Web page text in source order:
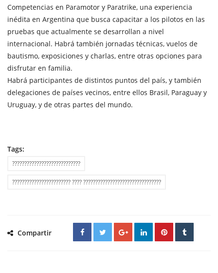
Competencias en Paramotor y Paratrike, una experiencia
inédita en Argentina que busca capacitar a los pilotos en las
pruebas que actualmente se desarrollan a nivel
internacional. Habrá también jornadas técnicas, vuelos de
bautismo, exposiciones y charlas, entre otras opciones para
disfrutar en familia.
Habrá participantes de distintos puntos del país, y también
delegaciones de países vecinos, entre ellos Brasil, Paraguay y
Uruguay, y de otras partes del mundo.
Tags:
????????????????????????????
???????????????????????? ???? ????????????????????????????????
Compartir